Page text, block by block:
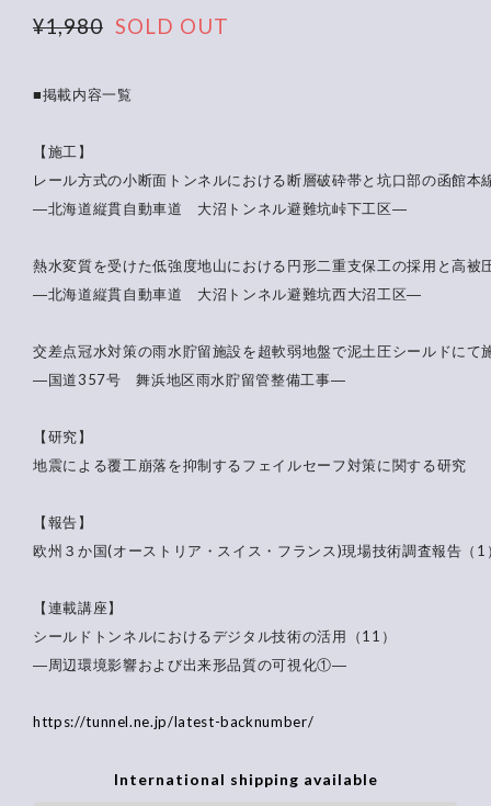
¥1,980 SOLD OUT
■掲載内容一覧
【施工】
レール方式の小断面トンネルにおける断層破砕帯と坑口部の函館本
―北海道縦貫自動車道 大沼トンネル避難坑峠下工区―
熱水変質を受けた低強度地山における円形二重支保工の採用と高被
―北海道縦貫自動車道 大沼トンネル避難坑西大沼工区―
交差点冠水対策の雨水貯留施設を超軟弱地盤で泥土圧シールドにて
―国道357号 舞浜地区雨水貯留管整備工事―
【研究】
地震による覆工崩落を抑制するフェイルセーフ対策に関する研究
【報告】
欧州３か国(オーストリア・スイス・フランス)現場技術調査報告（1
【連載講座】
シールドトンネルにおけるデジタル技術の活用（11）
―周辺環境影響および出来形品質の可視化①―
https://tunnel.ne.jp/latest-backnumber/
International shipping available